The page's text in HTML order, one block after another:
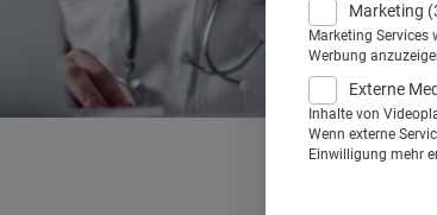
Marketing
Marketing
Werbung
Externe
Inhalte von
Wenn externe
Einwilligung mehr